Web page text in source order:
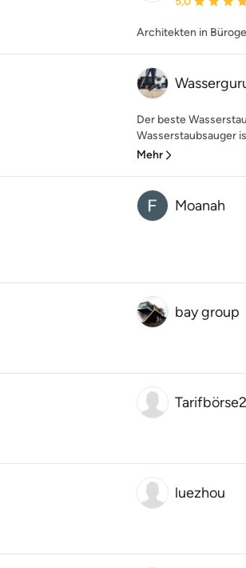
Architekten in
Der beste
Wasserstaubsauger
Mehr
Moanah
bay group
luezhou